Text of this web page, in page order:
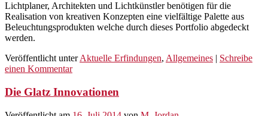
Lichtplaner, Architekten und Lichtkünstler benötigen für die
Realisation von kreativen Konzepten eine vielfältige Palette aus
Beleuchtungsprodukten welche durch dieses Portfolio abgedeckt
werden.
Veröffentlicht unterAktuelle Erfindungen, Allgemeines
Schreibe
einen Kommentar
Die Glatz Innovationen